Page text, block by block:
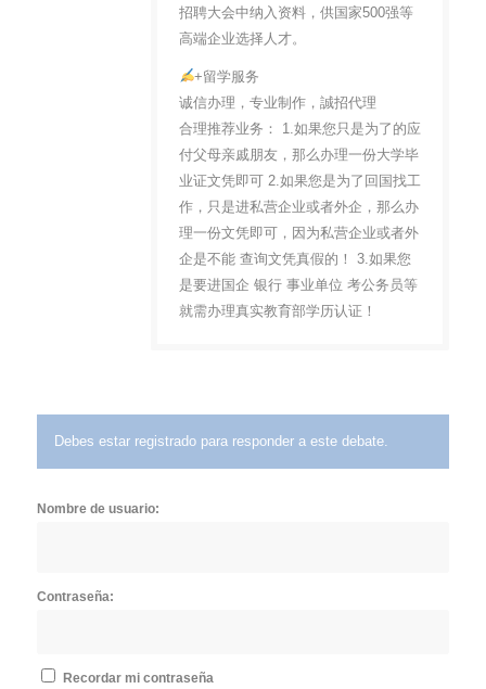
招聘大会中纳入资料，供国家500强等
高端企业选择人才。
+留学服务
诚信办理，专业制作，誠招代理
合理推荐业务： 1.如果您只是为了的应
付父母亲戚朋友，那么办理一份大学毕
业证文凭即可 2.如果您是为了回国找工
作，只是进私营企业或者外企，那么办
理一份文凭即可，因为私营企业或者外
企是不能 查询文凭真假的！ 3.如果您
是要进国企 银行 事业单位 考公务员等
就需办理真实教育部学历认证！
Debes estar registrado para responder a este debate.
Nombre de usuario:
Contraseña:
Recordar mi contraseña